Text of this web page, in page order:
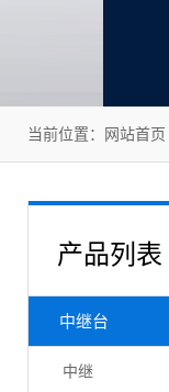
当前位置： 网站首页
产品列表
中继台
中继